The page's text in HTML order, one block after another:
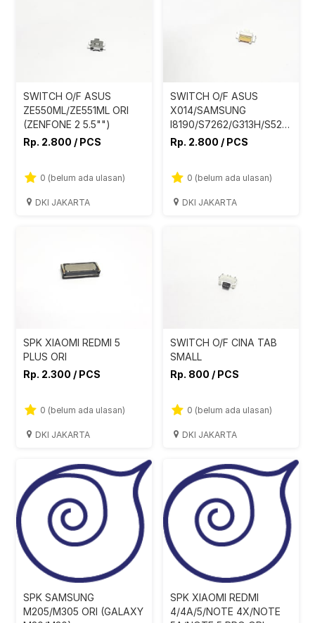
SWITCH O/F ASUS
ZE550ML/ZE551ML ORI
(ZENFONE 2 5.5"")
Rp. 2.800 / PCS
0 (belum ada ulasan)
DKI JAKARTA
SWITCH O/F ASUS
X014/SAMSUNG
I8190/S7262/G313H/S5282
ORI
Rp. 2.800 / PCS
0 (belum ada ulasan)
DKI JAKARTA
SPK XIAOMI REDMI 5
PLUS ORI
Rp. 2.300 / PCS
0 (belum ada ulasan)
DKI JAKARTA
SWITCH O/F CINA TAB
SMALL
Rp. 800 / PCS
0 (belum ada ulasan)
DKI JAKARTA
SPK SAMSUNG
M205/M305 ORI (GALAXY
SPK XIAOMI REDMI
4/4A/5/NOTE 4X/NOTE